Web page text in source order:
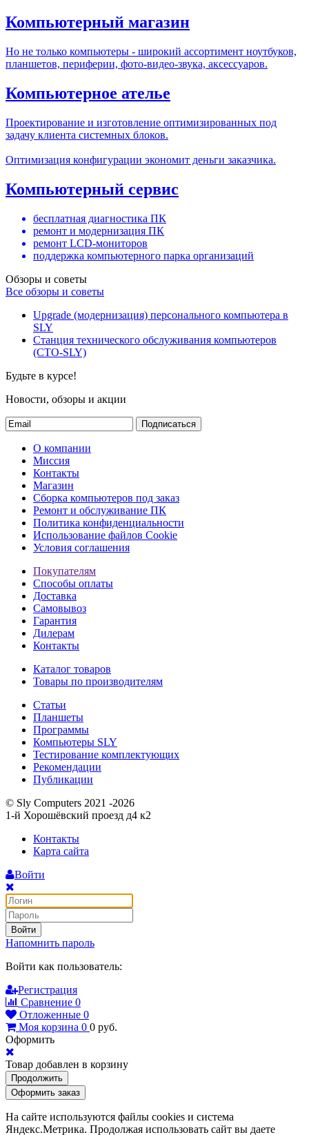
Компьютерный магазин
Но не только компьютеры - широкий ассортимент ноутбуков,
планшетов, периферии, фото-видео-звука, аксессуаров.
Компьютерное ателье
Проектирование и изготовление оптимизированных под
задачу клиента системных блоков.
Оптимизация конфигурации экономит деньги заказчика.
Компьютерный сервис
бесплатная диагностика ПК
ремонт и модернизация ПК
ремонт LCD-мониторов
поддержка компьютерного парка организаций
Обзоры и советы
Все обзоры и советы
Upgrade (модернизация) персонального компьютера в
SLY
Станция технического обслуживания компьютеров
(СТО-SLY)
Будьте в курсе!
Новости, обзоры и акции
Подписаться
О компании
Миссия
Контакты
Магазин
Сборка компьютеров под заказ
Ремонт и обслуживание ПК
Политика конфиденциальности
Использование файлов Cookie
Условия соглашения
Покупателям
Способы оплаты
Доставка
Самовывоз
Гарантия
Дилерам
Контакты
Каталог товаров
Товары по производителям
Статьи
Планшеты
Программы
Компьютеры SLY
Тестирование комплектующих
Рекомендации
Публикации
© Sly Computers 2021 -2026
1-й Хорошёвский проезд д4 к2
Контакты
Карта сайта
Войти
Войти
Напомнить пароль
Войти как пользователь:
Регистрация
Сравнение 0
Отложенные 0
Моя корзина 0 0 руб.
Оформить
Товар добавлен в корзину
Продолжить
Оформить заказ
На сайте используются файлы cookies и система
Яндекс.Метрика. Продолжая использовать сайт вы даете